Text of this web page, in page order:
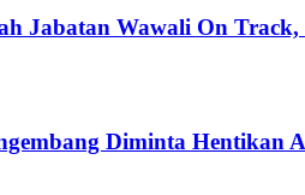
Jabatan Wawali On
Diminta